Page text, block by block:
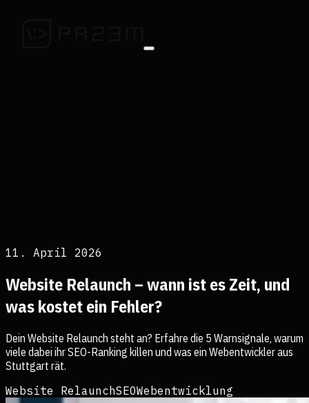
11. April 2026
Website Relaunch – wann ist es Zeit, und
was kostet ein Fehler?
Dein Website Relaunch steht an? Erfahre die 5 Warnsignale, warum
viele dabei ihr SEO-Ranking killen und was ein Webentwickler aus
Stuttgart rät.
Website RelaunchSEOWebentwicklung